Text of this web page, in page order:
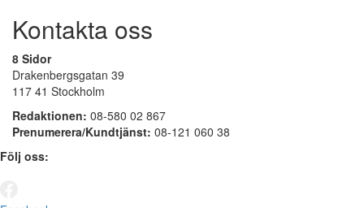
Kontakta oss
8 Sidor
Drakenbergsgatan 39
117 41 Stockholm
Redaktionen: 08-580 02 867
Prenumerera/Kundtjänst: 08-121 060 38
Följ oss: